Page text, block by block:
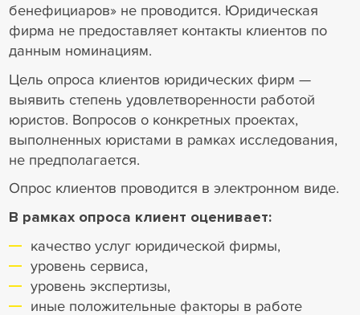
бенефициаров» не проводится. Юридическая
фирма не предоставляет контакты клиентов по
данным номинациям.
Цель опроса клиентов юридических фирм —
выявить степень удовлетворенности работой
юристов. Вопросов о конкретных проектах,
выполненных юристами в рамках исследования,
не предполагается.
Опрос клиентов проводится в электронном виде.
В рамках опроса клиент оценивает:
качество услуг юридической фирмы,
уровень сервиса,
уровень экспертизы,
иные положительные факторы в работе